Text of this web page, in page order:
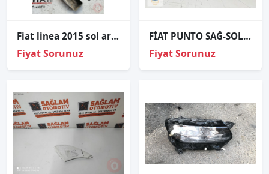
Fiat linea 2015 sol arka stop alt sacı braketi
Fiyat Sorunuz
FİAT PUNTO SAĞ-SOL SİS FARI ORJİNAL
Fiyat Sorunuz